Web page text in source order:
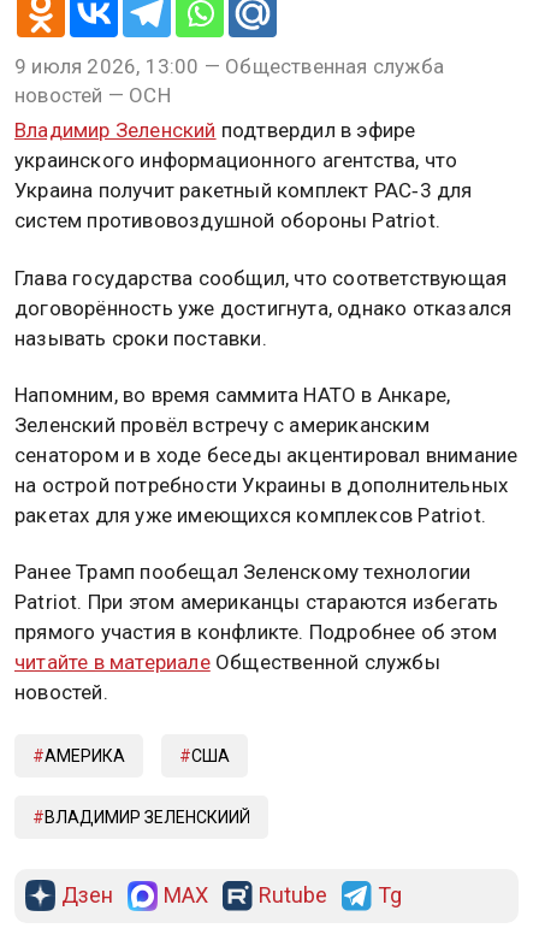
9 июля 2026, 13:00 — Общественная служба
новостей — ОСН
Владимир Зеленский подтвердил в эфире
украинского информационного агентства, что
Украина получит ракетный комплект PAC‑3 для
систем противовоздушной обороны Patriot.
Глава государства сообщил, что соответствующая
договорённость уже достигнута, однако отказался
называть сроки поставки.
Напомним, во время саммита НАТО в Анкаре,
Зеленский провёл встречу с американским
сенатором и в ходе беседы акцентировал внимание
на острой потребности Украины в дополнительных
ракетах для уже имеющихся комплексов Patriot.
Ранее Трамп пообещал Зеленскому технологии
Patriot. При этом американцы стараются избегать
прямого участия в конфликте. Подробнее об этом
читайте в материалеОбщественной службы
новостей.
АМЕРИКА CША
ВЛАДИМИР ЗЕЛЕНСКИИЙ
Дзен MAX Rutube Tg